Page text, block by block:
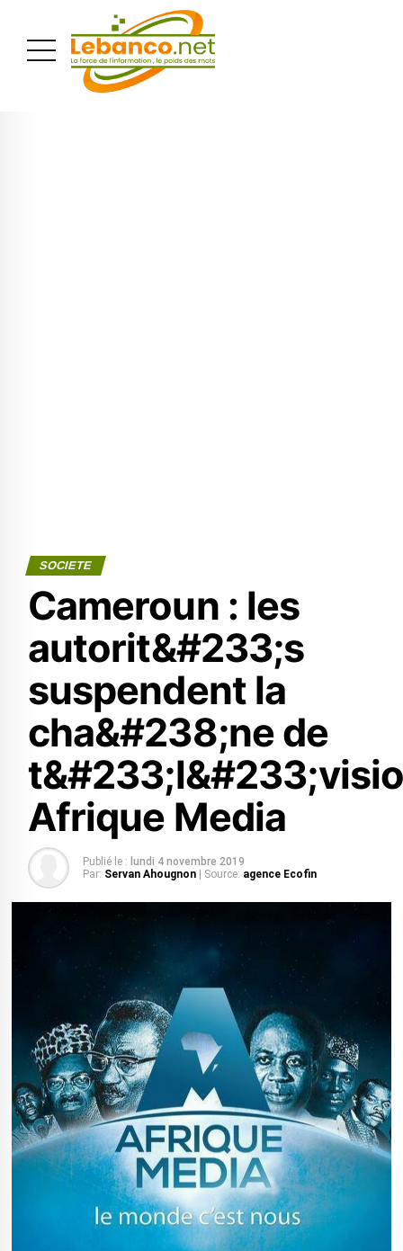
SOCIETE
Cameroun : les
autorit&#233;s
suspendent la
cha&#238;ne de
Afrique Media
Publié le : lundi 4 novembre 2019
Par: Servan Ahougnon | Source: agence Ecofin